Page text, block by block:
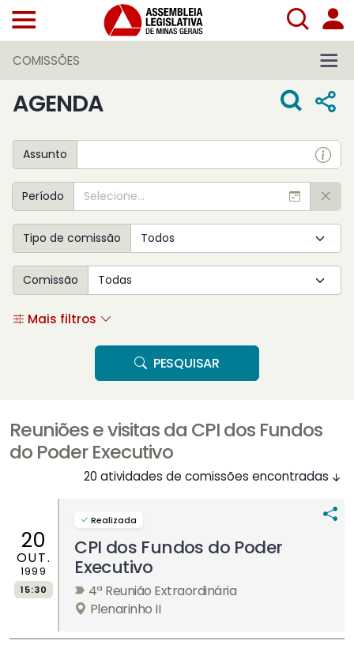
COMISSÕES
AGENDA
Assunto
Período
Tipo de comissão
Comissão
Mais filtros
PESQUISAR
Reuniões e visitas da CPI dos Fundos
do Poder Executivo
20 atividades de comissões encontradas
20
OUT.
1999
15:30
Realizada
CPI dos Fundos do Poder
Executivo
4ª Reunião Extraordinária
Plenarinho II